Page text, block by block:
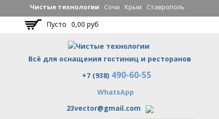
Перейти к
основному
содержанию
Чистые технологии Сочи Крым Ставрополь
Пусто 0,00 руб
Всё для оснащения гостиниц и ресторанов
Чистые технологии
+7 (938) 490-60-55
WhatsApp
23vector@gmail.com